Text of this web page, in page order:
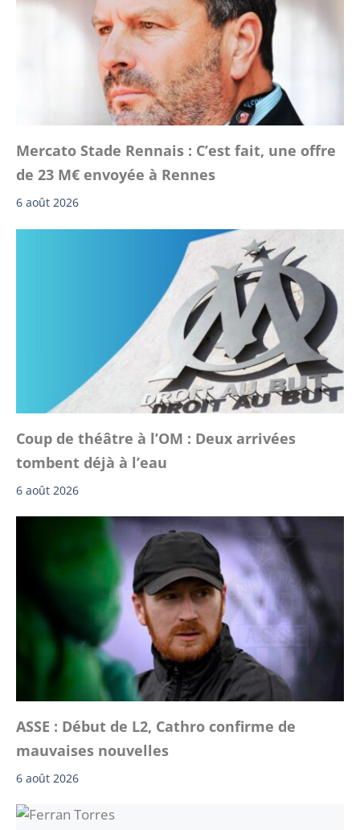
Mercato Stade Rennais : C’est fait, une offre
de 23 M€ envoyée à Rennes
6 août 2026
Coup de théâtre à l’OM : Deux arrivées
tombent déjà à l’eau
6 août 2026
ASSE : Début de L2, Cathro confirme de
mauvaises nouvelles
6 août 2026